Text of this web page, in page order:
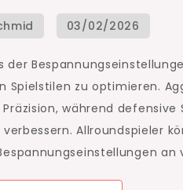
der
Spielstilen zu optimieren.
während
verbessern. Allroundspieler